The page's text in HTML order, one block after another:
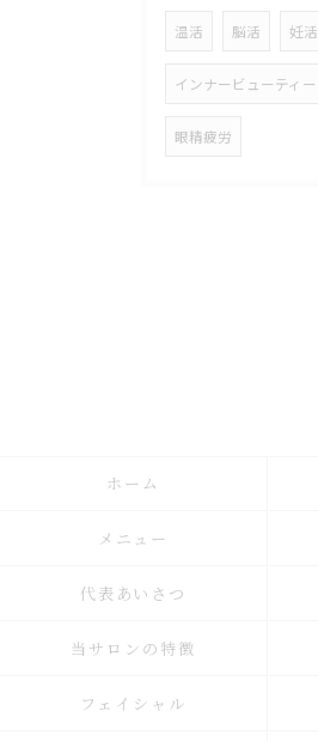
温活 脳活 妊活
インナービューティー
眼精疲労
ホーム
メニュー
代表あいさつ
当サロンの特徴
フェイシャル